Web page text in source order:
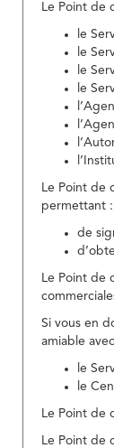
Le Point de
le
le
le
le
Le Point de
permettant :
de
Le Point de
Si vous en
amiable
le
le
Le Point de
Le Point de